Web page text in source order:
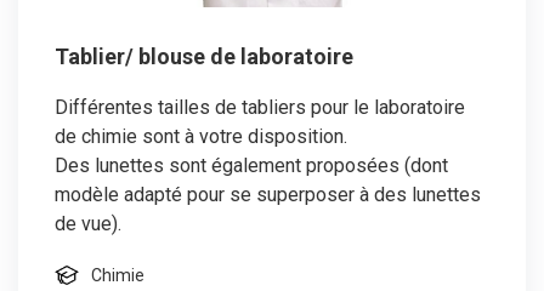
Tablier/ blouse de laboratoire
Différentes tailles de tabliers pour le laboratoire
de chimie sont à votre disposition.
Des lunettes sont également proposées (dont
modèle adapté pour se superposer à des lunettes
de vue).
Chimie